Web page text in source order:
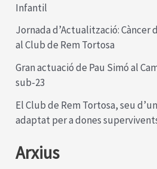
Infantil
Jornada d’Actualització: Càncer
al Club de Rem Tortosa
Gran actuació de Pau Simó al
sub-23
El Club de Rem Tortosa, seu
adaptat per a dones
Arxius